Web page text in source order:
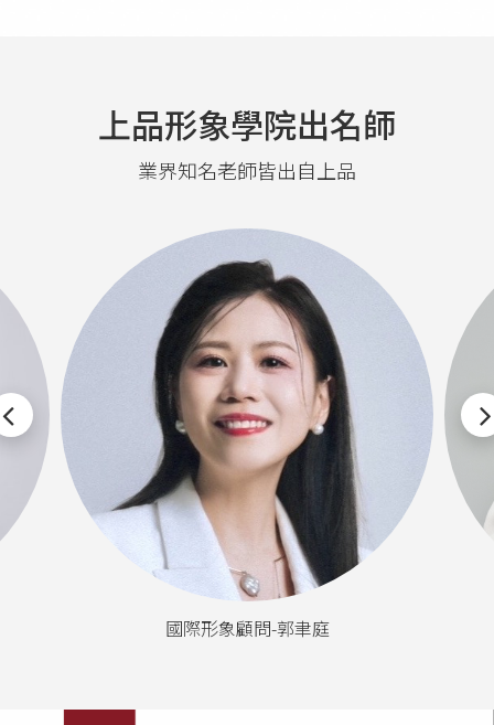
上品形象學院出名師
業界知名老師皆出自上品
國際形象顧問-郭聿庭